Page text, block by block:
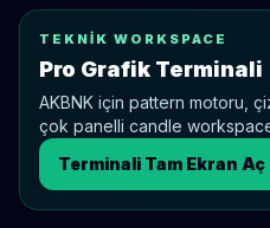
TEKNIK WORKSPACE
Pro Grafik Terminali
AKBNK için pattern motoru,
çok panelli candle
Terminali Tam Ekran Aç